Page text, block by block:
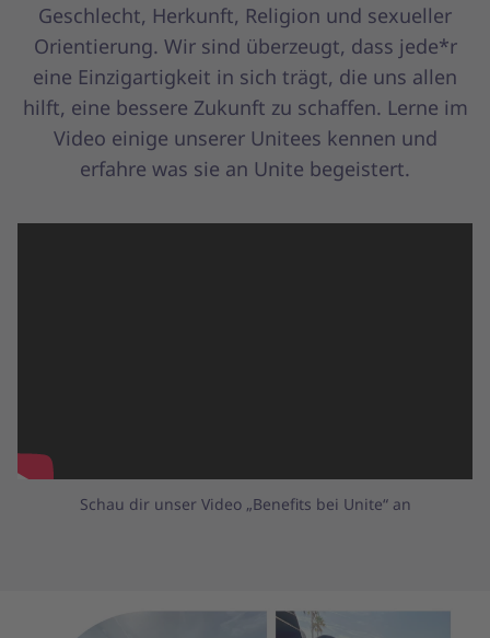
Geschlecht, Herkunft, Religion und sexueller
Orientierung. Wir sind überzeugt, dass jede*r
eine Einzigartigkeit in sich trägt, die uns allen
hilft, eine bessere Zukunft zu schaffen. Lerne im
Video einige unserer Unitees kennen und
erfahre was sie an Unite begeistert.
Schau dir unser Video „Benefits bei Unite“ an